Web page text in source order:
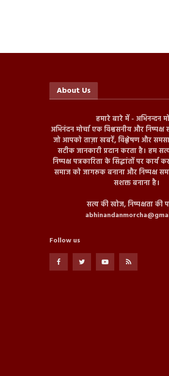
About Us
हमारे बारे में - अभिनन्दन
अभिनंदन मोर्चा एक विश्वसनीय और निष्पक्ष
जो आपको ताज़ा खबरें, विश्लेषण और
सटीक जानकारी प्रदान करता है। हम
निष्पक्ष पत्रकारिता के सिद्धांतों पर कार्य
समाज को जागरूक बनाना और निष्पक्ष
सशक्त बनाना है।
सत्य की खोज, निष्पक्षता की
Follow us